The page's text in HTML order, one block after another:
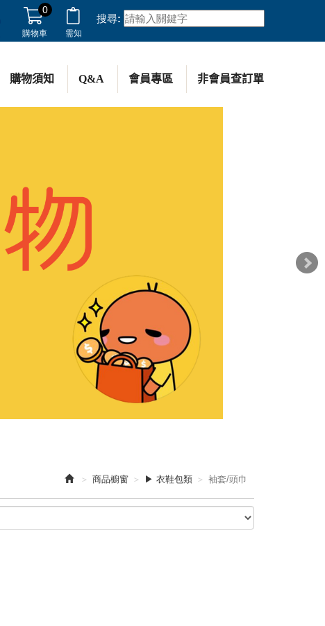
購物車
0
需知
搜尋:
購物須知 Q&A 會員專區 非會員查訂單
商品櫥窗 ▶ 衣鞋包類 袖套/頭巾